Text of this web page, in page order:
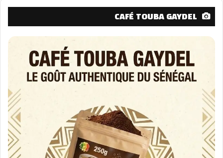
CAFÉ TOUBA GAYDEL